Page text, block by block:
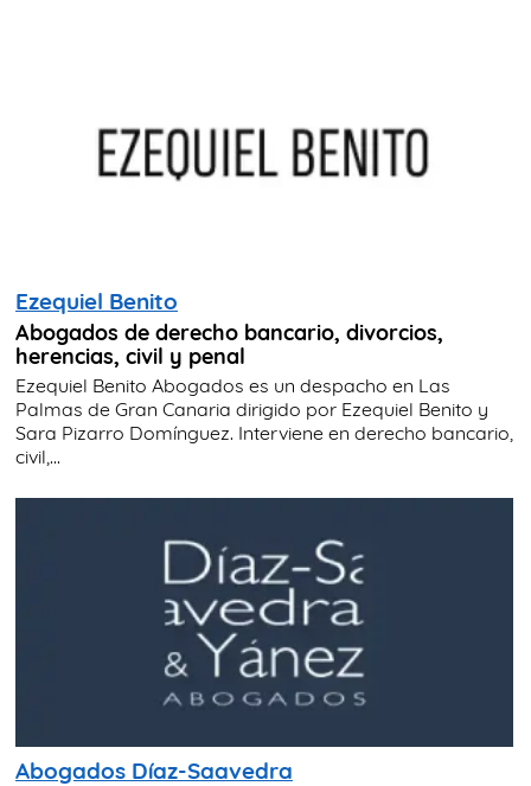
Ezequiel Benito
Abogados de derecho bancario, divorcios,
herencias, civil y penal
Ezequiel Benito Abogados es un despacho en Las
Palmas de Gran Canaria dirigido por Ezequiel Benito y
Sara Pizarro Domínguez. Interviene en derecho bancario,
civil,...
Abogados Díaz-Saavedra